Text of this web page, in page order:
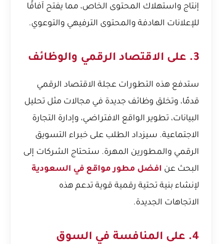
إنتاج واستهلاك المحتوى الخاص، مما يفتح آفاقًا
للإعلانات الهادفة والمحتوى الترفيهي والتوعوي.
3. على الاقتصاد الرقمي والوظائف
ستدفع هذه التطورات عجلة الاقتصاد الرقمي
قدمًا، وتخلق وظائف جديدة في مجالات مثل تحليل
البيانات، تطوير الواقع الافتراضي، وإدارة التجارة
الاجتماعية. سيزداد الطلب على خبراء التسويق
الرقمي والمطورين المهرة. ستحتاج الشركات إلى
البحث عن افضل مطور مواقع في السعودية
لإنشاء بنية تحتية رقمية قوية تدعم هذه
الاتجاهات الجديدة.
4. على المنافسة في السوق